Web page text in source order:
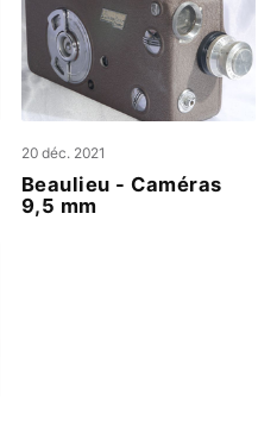
20 déc. 2021
Beaulieu - Caméras
9,5 mm